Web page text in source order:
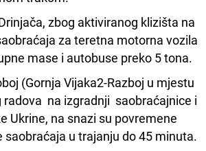
zbog aktiviranog klizišta na
za teretna motorna vozila
mase i autobuse preko 5 tona.
(Gornja Vijaka2-Razboj u mjestu
radova na izgradnji saobraćajnice i
Ukrine, na snazi su povremene
saobraćaja u trajanju do 45 minuta.